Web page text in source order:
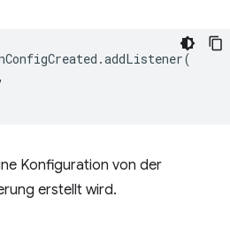
.addListener(
,
Konfiguration von der
erstellt wird.